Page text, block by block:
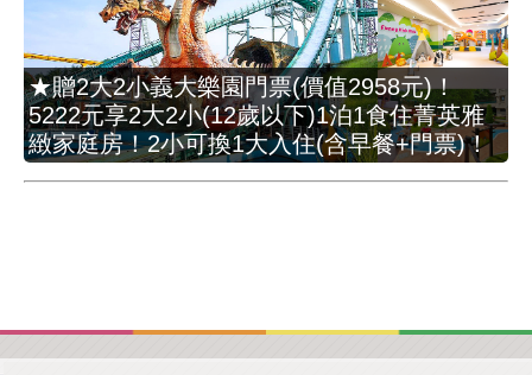
★贈2大2小義大樂園門票(價值2958元)！
5222元享2大2小(12歲以下)1泊1食住菁英雅
緻家庭房！2小可換1大入住(含早餐+門票)！